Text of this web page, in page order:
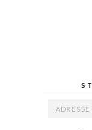
ADRESSE